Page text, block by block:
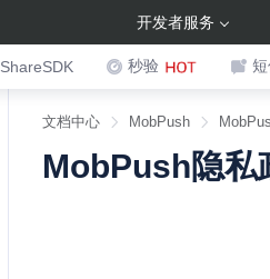
开发者服务
ShareSDK 秒验
文档中心 MobPush
MobPush隐私